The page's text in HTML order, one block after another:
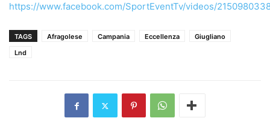
https://www.facebook.com/SportEventTv/videos/
TAGS Afragolese Campania Eccellenza
Giugliano
Lnd